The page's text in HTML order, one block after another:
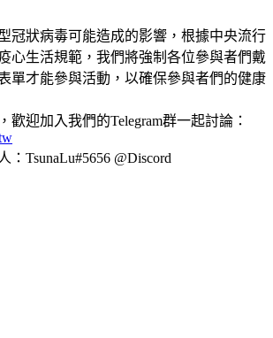
冠狀病毒可能造成的影響，根據中央流行
心生活規範，我們將強制各位參與者們戴
單才能參與活動，以確保參與者們的健康
歡迎加入我們的Telegram群一起討論：
：TsunaLu#5656 @Discord